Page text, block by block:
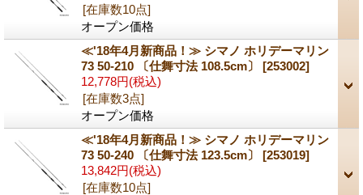
[在庫数10点]
オープン価格
≪'18年4月新商品！≫ シマノ ホリデーマリン
73 50-210 〔仕舞寸法 108.5cm〕 [253002]
12,778円(税込)
[在庫数3点]
オープン価格
≪'18年4月新商品！≫ シマノ ホリデーマリン
73 50-240 〔仕舞寸法 123.5cm〕 [253019]
13,842円(税込)
[在庫数10点]